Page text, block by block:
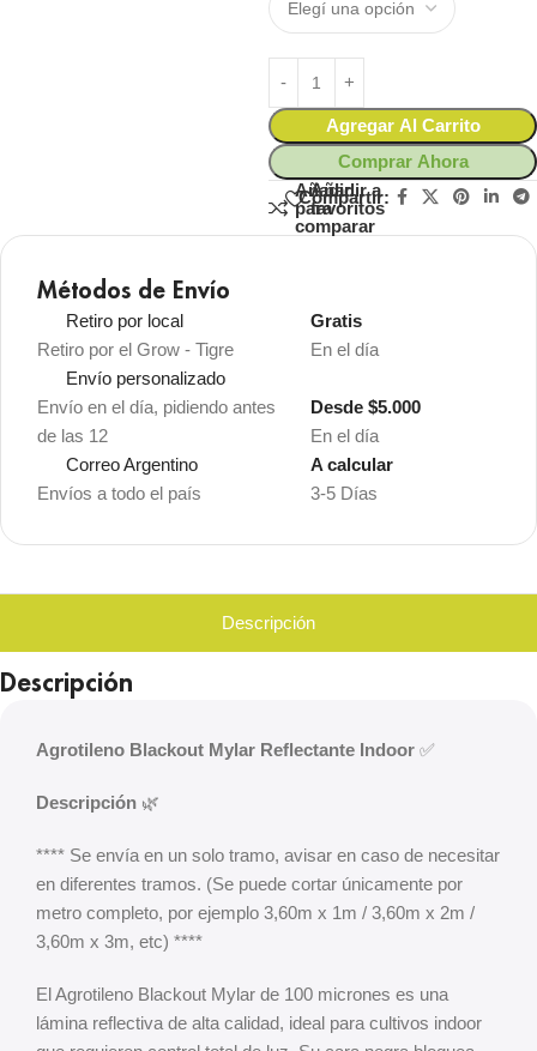
Agregar Al Carrito
Comprar Ahora
Añadir
para
comparar
Añadir a
favoritos
Compartir:
Métodos de Envío
Retiro por local
Retiro por el Grow - Tigre
En el día
Gratis
Envío personalizado
Envío en el día, pidiendo antes
de las 12
En el día
Desde $5.000
Correo Argentino
Envíos a todo el país
3-5 Días
A calcular
Descripción
Descripción
Agrotileno Blackout Mylar Reflectante Indoor ✅
Descripción 🌿
**** Se envía en un solo tramo, avisar en caso de necesitar
en diferentes tramos. (Se puede cortar únicamente por
metro completo, por ejemplo 3,60m x 1m / 3,60m x 2m /
3,60m x 3m, etc) ****
El Agrotileno Blackout Mylar de 100 micrones es una
lámina reflectiva de alta calidad, ideal para cultivos indoor